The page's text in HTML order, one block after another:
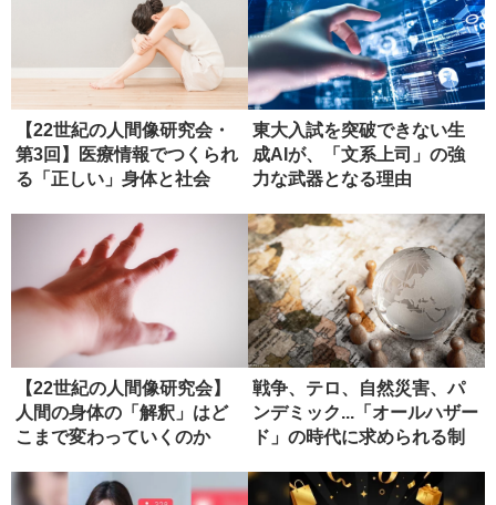
【22世紀の人間像研究会・
第3回】医療情報でつくられ
る「正しい」身体と社会
東大入試を突破できない生
成AIが、「文系上司」の強
力な武器となる理由
【22世紀の人間像研究会】
人間の身体の「解釈」はど
こまで変わっていくのか
戦争、テロ、自然災害、パ
ンデミック...「オールハザー
ド」の時代に求められる制